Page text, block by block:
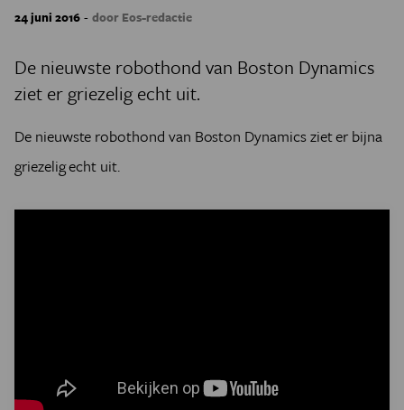
PSYCHE & BREIN
JONGE UITDAGERS
24 juni 2016 - door Eos-redactie
De nieuwste robothond van Boston Dynamics
ziet er griezelig echt uit.
De nieuwste robothond van Boston Dynamics ziet er bijna
griezelig echt uit.